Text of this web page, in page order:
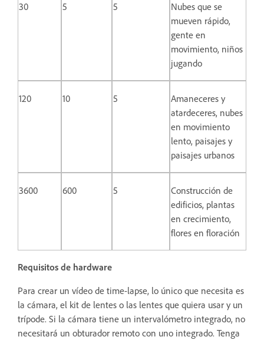
30 5 5
Nubes que se
mueven rápido,
gente en
movimiento, niños
jugando
120 10 5
Amaneceres y
atardeceres, nubes
en movimiento
lento, paisajes y
paisajes urbanos
3600 600 5
Construcción de
edificios, plantas
en crecimiento,
flores en floración
Requisitos de hardware
Para crear un vídeo de time-lapse, lo único que necesita es
la cámara, el kit de lentes o las lentes que quiera usar y un
trípode. Si la cámara tiene un intervalómetro integrado, no
necesitará un obturador remoto con uno integrado. Tenga